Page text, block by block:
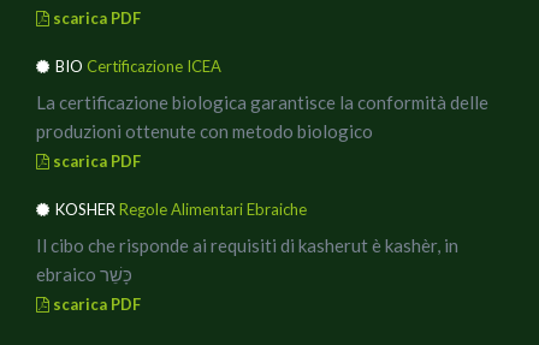
scarica PDF
BIO Certificazione ICEA
La certificazione biologica garantisce la conformità delle
produzioni ottenute con metodo biologico
scarica PDF
KOSHER Regole Alimentari Ebraiche
Il cibo che risponde ai requisiti di kasherut è kashèr, in
ebraico כָּשֵׁר
scarica PDF